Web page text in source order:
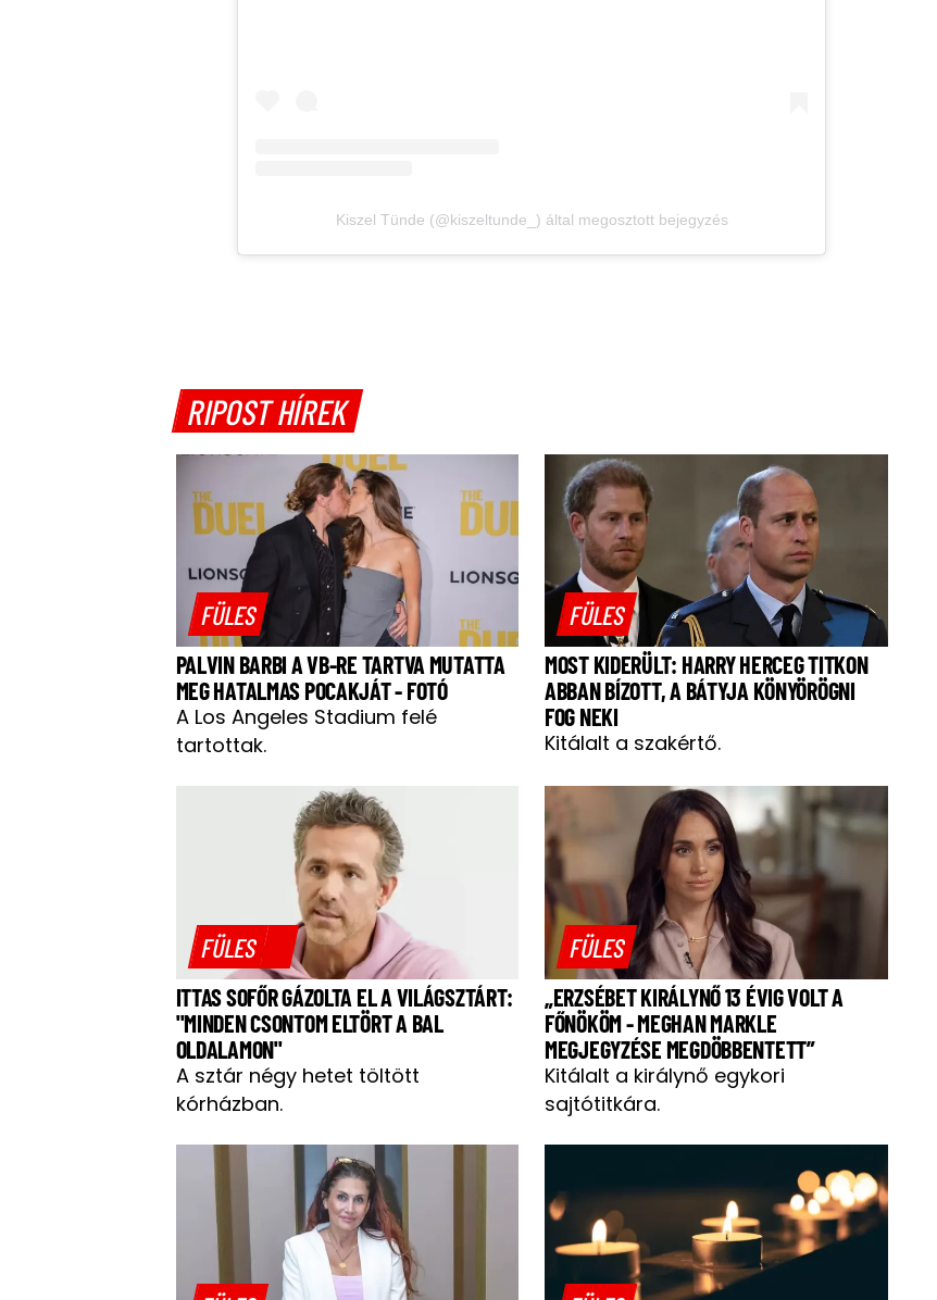
Kiszel Tünde (@kiszeltunde_) által megosztott bejegyzés
RIPOST HÍREK
FÜLES
PALVIN BARBI A VB-RE TARTVA MUTATTA
MEG HATALMAS POCAKJÁT - FOTÓ
A Los Angeles Stadium felé
tartottak.
FÜLES
MOST KIDERÜLT: HARRY HERCEG TITKON
ABBAN BÍZOTT, A BÁTYJA KÖNYÖRÖGNI
FOG NEKI
Kitálalt a szakértő.
FÜLES
ITTAS SOFŐR GÁZOLTA EL A VILÁGSZTÁRT:
"MINDEN CSONTOM ELTÖRT A BAL
OLDALAMON"
A sztár négy hetet töltött
kórházban.
FÜLES
„ERZSÉBET KIRÁLYNŐ 13 ÉVIG VOLT A
FŐNÖKÖM - MEGHAN MARKLE
MEGJEGYZÉSE MEGDÖBBENTETT”
Kitálalt a királynő egykori
sajtótitkára.